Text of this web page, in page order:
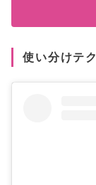
使い分けテ